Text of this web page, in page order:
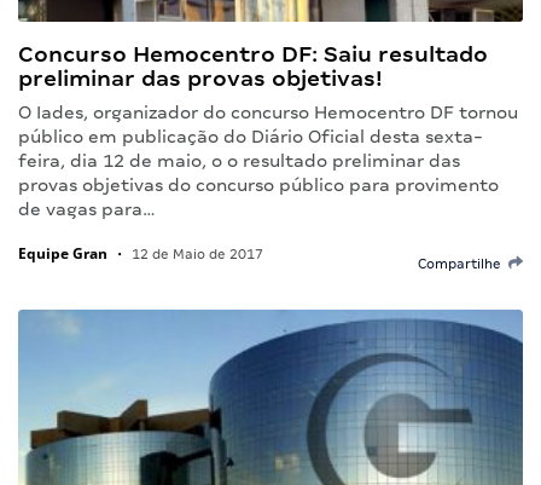
Concurso Hemocentro DF: Saiu resultado
preliminar das provas objetivas!
O Iades, organizador do concurso Hemocentro DF tornou
público em publicação do Diário Oficial desta sexta-
feira, dia 12 de maio, o o resultado preliminar das
provas objetivas do concurso público para provimento
de vagas para…
Equipe Gran • 12 de Maio de 2017
Compartilhe